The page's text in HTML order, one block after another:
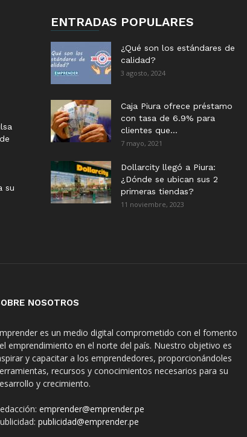
su
ENTRADAS POPULARES
¿Qué son los estándares de
calidad?
3 agosto, 2024
Caja Piura ofrece préstamo
con tasa de 6.9% para
clientes que...
7 mayo, 2021
Dollarcity llegó a Piura:
¿Dónde se ubican sus 2
primeras tiendas?
11 noviembre, 2023
NOSOTROS
es un medio digital comprometido con el fomento
emprendimiento en el norte del país. Nuestro objetivo es
y capacitar a los emprendedores, proporcionándoles
recursos y conocimientos necesarios para su
y crecimiento.
emprender@emprender.pe
publicidad@emprender.pe